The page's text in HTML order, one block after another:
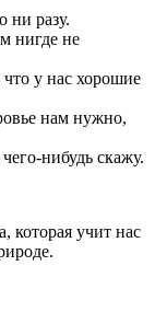
ни разу.
нигде не
у нас хорошие
нам нужно,
нибудь скажу.
которая учит нас